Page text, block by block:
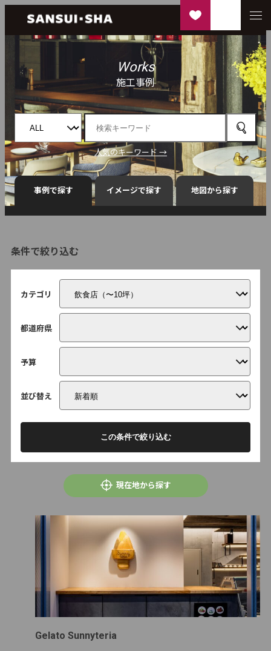
Works
施工事例
人気のキーワード →
事例で探す イメージで探す 地図から探す
条件で絞り込む
カテゴリ
都道府県
予算
並び替え
この条件で絞り込む
現在地から探す
Gelato Sunnyteria